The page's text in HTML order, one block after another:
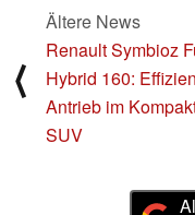
⟨
Ältere News
Renault Symbioz
Hybrid 160:
Antrieb im
SUV